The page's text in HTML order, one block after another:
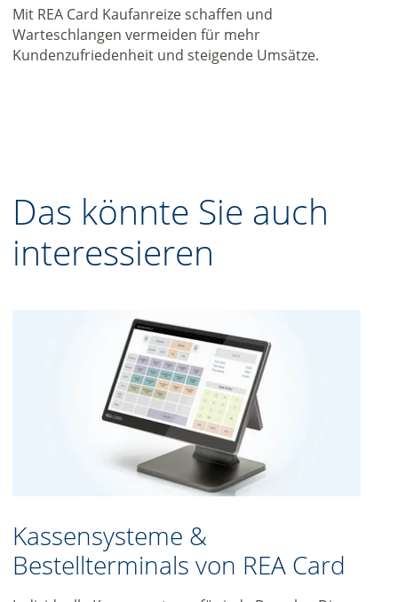
Mit REA Card Kaufanreize schaffen und
Warteschlangen vermeiden für mehr
Kundenzufriedenheit und steigende Umsätze.
Das könnte Sie auch
interessieren
Kassensysteme &
Bestellterminals von REA Card